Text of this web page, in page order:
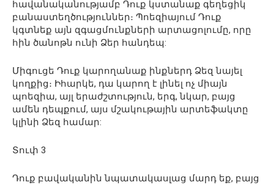
հավանականությամբ Դուք կստանաք գեղեցիկ
բանաստեղծություններ։ Պոեզիայում Դուք
կգտնեք այն զգացմունքների արտացոլումը, որը
հին ծանոթն ունի Ձեր հանդեպ:
Միգուցե Դուք կարողանաք ինքներդ Ձեզ նայել
կողքից։ Իհարկե, դա կարող է լինել ոչ միայն
պոեզիա, այլ երաժշտություն, երգ, նկար, բայց
ամեն դեպքում, այս մշակութային արտեֆակտը
կլինի Ձեզ համար:
Տուփ 3
Դուք բավականին նպատակասլաց մարդ եք, բայց